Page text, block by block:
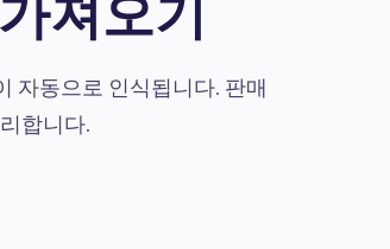
져오기
자동으로 인식됩니다. 판매
합니다.